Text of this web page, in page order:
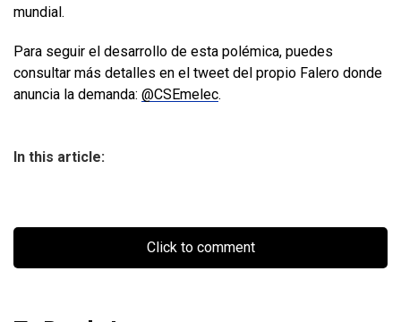
mundial.
Para seguir el desarrollo de esta polémica, puedes
consultar más detalles en el tweet del propio Falero donde
anuncia la demanda: @CSEmelec.
In this article:
Click to comment